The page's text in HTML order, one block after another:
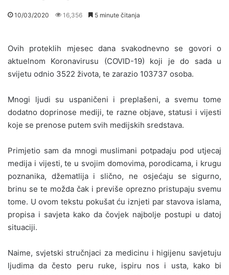
10/03/2020 16,356 5 minute čitanja
Ovih proteklih mjesec dana svakodnevno se govori o
aktuelnom Koronavirusu (COVID-19) koji je do sada u
svijetu odnio 3522 života, te zarazio 103737 osoba.
Mnogi ljudi su uspaničeni i preplašeni, a svemu tome
dodatno doprinose mediji, te razne objave, statusi i vijesti
koje se prenose putem svih medijskih sredstava.
Primjetio sam da mnogi muslimani potpadaju pod utjecaj
medija i vijesti, te u svojim domovima, porodicama, i krugu
poznanika, džematlija i slično, ne osjećaju se sigurno,
brinu se te možda čak i previše oprezno pristupaju svemu
tome. U ovom tekstu pokušat ću iznjeti par stavova islama,
propisa i savjeta kako da čovjek najbolje postupi u datoj
situaciji.
Naime, svjetski stručnjaci za medicinu i higijenu savjetuju
ljudima da često peru ruke, ispiru nos i usta, kako bi